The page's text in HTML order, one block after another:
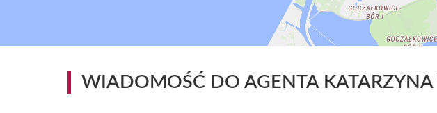
WIADOMOŚĆ DO AGENTA KATARZYNA